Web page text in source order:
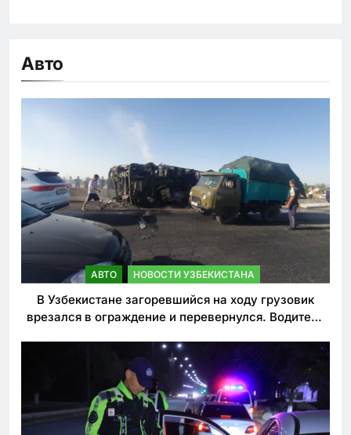
Авто
АВТО НОВОСТИ УЗБЕКИСТАНА
В Узбекистане загоревшийся на ходу грузовик
врезался в ограждение и перевернулся. Водитель